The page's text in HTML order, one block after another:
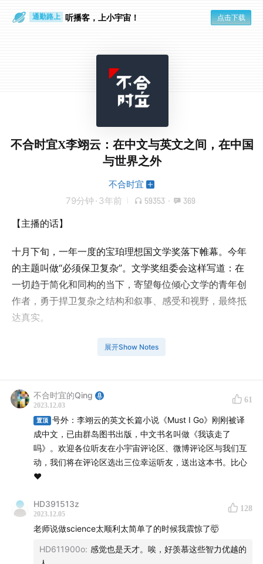
通勤路上 听播客，上小宇宙！ 点击下载
不合时宜X李翊云：在中文与英文之间，在中国
与世界之外
不合时宜
79分钟 · 3年前 59353 · 369
【主播的话】
十月下旬，一年一度的宝珀理想国文学奖落下帷幕。今年
的主题叫做“必须保卫复杂”。文学奖组委会这样写道：在
一切趋于简化和同构的当下，寄望每位倾心文学的青年创
作者，勇于捍卫复杂之结构和叙事、感受和视野，最终抵
达真实。
颁奖典礼结束的几周之后，我在美国拜访了知名华裔作家
需要保卫的究竟是什么。
在当今的世界文坛中，李翊云拥有非常独特的位置。上世
纪七十年代，她出生于北京，毕业于北大生物系。九十年
代，她赴美国留学，攻读免疫专业的博士。但在博士毕业
的前夕，她突然决定，放弃成为一名科学家，而要成为一
表英文小说，并在美国文坛声名鹊起。如今，她是美国文
坛最知名、成就最高的华裔作家之一，斩获了包括麦克阿
多项大奖，也不时出现在诺贝尔文学奖的热门候选人名单
展开Show Notes
不合时宜的Qing
2023.12.03
61
置顶
号外：李翊云的英文长篇小说《Must I Go》刚刚被译
成中文，已由群岛图书出版，中文书名叫做《我该走了
吗》。欢迎各位听友在小宇宙评论区、微博评论区与我们互
动，我们将在评论区选出三位幸运听友，送出这本书。比心
♥️
HD391513z
2023.12.05
128
老师说做science太顺利太简单了的时候我震惊了🤯
HD611900o: 感觉也是天才。唉，好羡慕这些智力优越的